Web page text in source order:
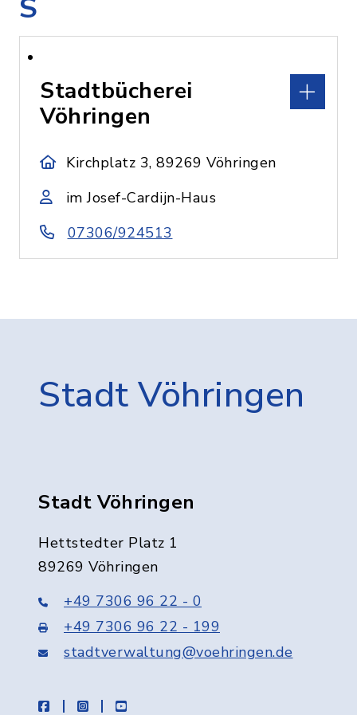
S
Stadtbücherei
Vöhringen
Kirchplatz 3, 89269 Vöhringen
im Josef-Cardijn-Haus
07306/924513
Stadt Vöhringen
Stadt Vöhringen
Hettstedter Platz 1
89269 Vöhringen
+49 7306 96 22 - 0
+49 7306 96 22 - 199
stadtverwaltung@voehringen.de
facebookinstagramyoutube